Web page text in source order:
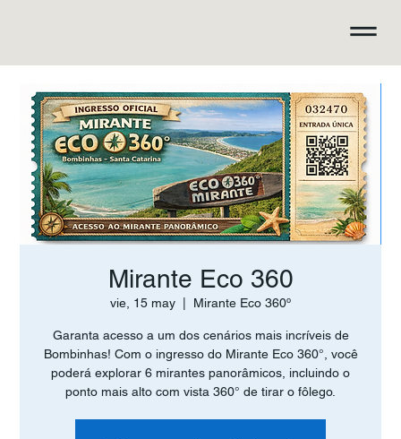
Mirante Eco 360
vie, 15 may Mirante Eco 360º
Garanta acesso a um dos cenários mais incríveis de
Bombinhas! Com o ingresso do Mirante Eco 360°, você
poderá explorar 6 mirantes panorâmicos, incluindo o
ponto mais alto com vista 360° de tirar o fôlego.